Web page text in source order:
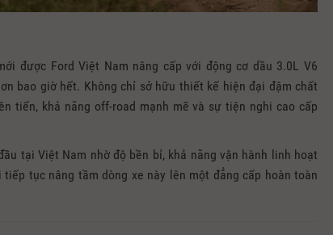
được Ford Việt Nam nâng cấp với động cơ dầu 3.0L V6
bao giờ hết. Không chỉ sở hữu thiết kế hiện đại đậm chất
tiến, khả năng off-road mạnh mẽ và sự tiện nghi cao cấp
tại Việt Nam nhờ độ bền bỉ, khả năng vận hành linh hoạt
tục nâng tầm dòng xe này lên một đẳng cấp hoàn toàn